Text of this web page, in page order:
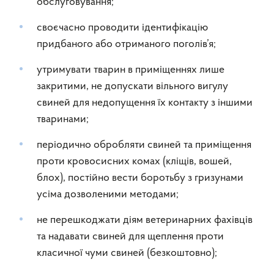
своєчасно проводити ідентифікацію
придбаного або отриманого поголів’я;
утримувати тварин в приміщеннях лише
закритими, не допускати вільного вигулу
свиней для недопущення їх контакту з іншими
тваринами;
періодично обробляти свиней та приміщення
проти кровосисних комах (кліщів, вошей,
блох), постійно вести боротьбу з гризунами
усіма дозволеними методами;
не перешкоджати діям ветеринарних фахівців
та надавати свиней для щеплення проти
класичної чуми свиней (безкоштовно);